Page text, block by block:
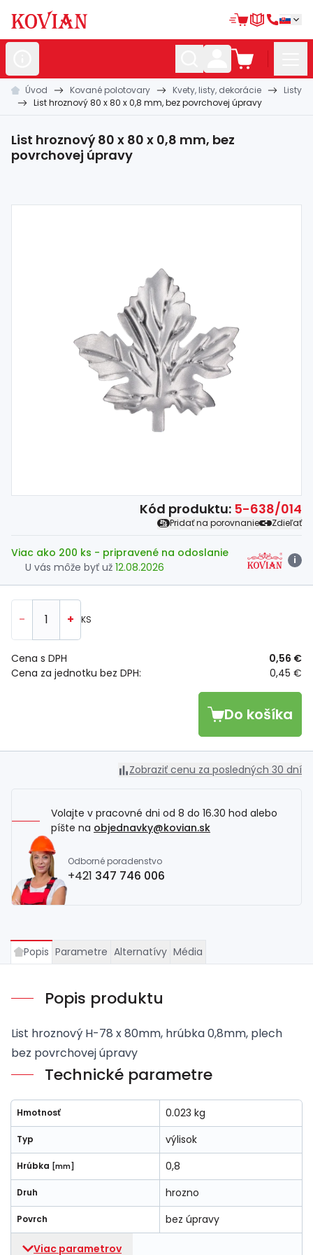
Nerezovépolotovary
Kovanépolotovary
Bránovésystémy
Úvod Kované polotovary Kvety, listy, dekorácie
Listy
List hroznový 80 x 80 x 0,8 mm, bez povrchovej úpravy
List hroznový 80 x 80 x 0,8 mm, bez
povrchovej úpravy
Kód produktu: 5-638/014
Pridať na porovnanie Zdieľať
Viac ako 200 ks - pripravené na odoslanie
U vás môže byť už 12.08.2026
i
- + KS
Cena za jednotku bez DPH: 0,45 €
Cena s DPH 0,56 €
Do košíka
Zobraziť cenu za posledných 30 dní
Volajte v pracovné dni od 8 do 16.30 hod alebo
píšte na objednavky@kovian.sk
Odborné poradenstvo
+421 347 746 006
Popis Parametre Alternatívy Média
Popis produktu
List hroznový H-78 x 80mm, hrúbka 0,8mm, plech
bez povrchovej úpravy
Technické parametre
Hmotnosť 0.023 kg
Typ výlisok
Hrúbka [mm] 0,8
Druh hrozno
Povrch bez úpravy
Viac parametrov